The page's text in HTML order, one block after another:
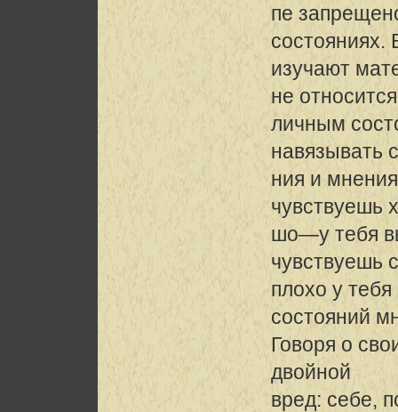
пе
состояниях.
изучают
не
личным
навязывать
ния и
чувствуешь
шо—у тебя
чувствуешь
плохо у
состояний
Говоря о
двойной
вред: себе,